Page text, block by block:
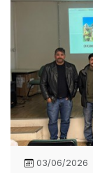
03/06/2026